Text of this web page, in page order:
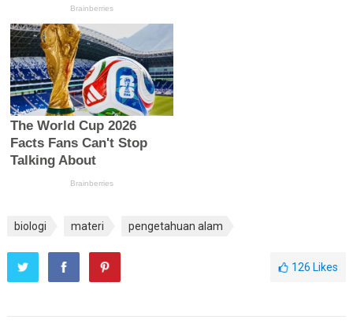
biologi materi pengetahuan alam
126 Likes